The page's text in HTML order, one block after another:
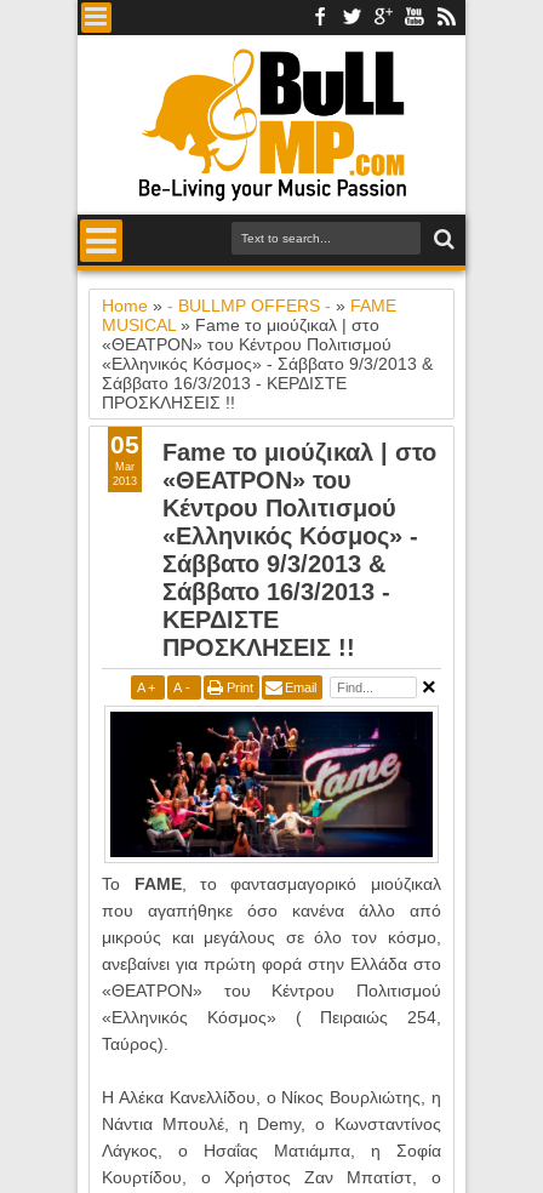
Home »- BULLMP OFFERS - » FAME
MUSICAL » Fame το μιούζικαλ | στο
«ΘΕΑΤΡΟΝ» του Κέντρου Πολιτισμού
«Ελληνικός Κόσμος» - Σάββατο 9/3/2013 &
Σάββατο 16/3/2013 - ΚΕΡΔΙΣΤΕ
ΠΡΟΣΚΛΗΣΕΙΣ !!
Fame το μιούζικαλ | στο
«ΘΕΑΤΡΟΝ» του
Κέντρου Πολιτισμού
«Ελληνικός Κόσμος» -
Σάββατο 9/3/2013 &
Σάββατο 16/3/2013 -
ΚΕΡΔΙΣΤΕ
ΠΡΟΣΚΛΗΣΕΙΣ !!
A + A - Print Email
Το FAME, το φαντασμαγορικό μιούζικαλ
που αγαπήθηκε όσο κανένα άλλο από
μικρούς και μεγάλους σε όλο τον κόσμο,
ανεβαίνει για πρώτη φορά στην Ελλάδα στο
«ΘΕΑΤΡΟΝ» του Κέντρου Πολιτισμού
«Ελληνικός Κόσμος» ( Πειραιώς 254,
Ταύρος).
Η Αλέκα Κανελλίδου, ο Νίκος Βουρλιώτης, η
Νάντια Μπουλέ, η Demy, ο Κωνσταντίνος
Λάγκος, ο Ησαΐας Ματιάμπα, η Σοφία
Κουρτίδου, ο Χρήστος Ζαν Μπατίστ, ο
05
Mar
2013